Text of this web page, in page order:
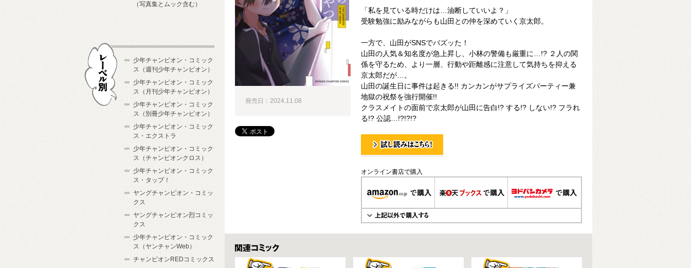
「私を見ている時だけは…油断していいよ？」
受験勉強に励みながらも山田との仲を深めていく京太郎。
一方で、山田がSNSでバズッた！
山田の人気＆知名度が急上昇し、小林の警備も厳重に…!? ２人の関
係を守るため、より一層、行動や距離感に注意して気持ちを抑える
京太郎だが…。
山田の誕生日に事件は起きる!! カンカンがサプライズパーティー兼
地獄の祝祭を強行開催!!
クラスメイトの面前で京太郎が山田に告白!? する!? しない!? フラれ
る!? 公認…!?!?!?
オンライン書店で購入
発売日：2024.11.08
関連コミックス
（写真集とムック含む）
少年チャンピオン・コミック
ス（週刊少年チャンピオン）
少年チャンピオン・コミック
ス（月刊少年チャンピオン）
少年チャンピオン・コミック
ス（別冊少年チャンピオン）
少年チャンピオン・コミック
ス・エクストラ
少年チャンピオン・コミック
ス（チャンピオンクロス）
少年チャンピオン・コミック
ス・タップ！
ヤングチャンピオン・コミッ
クス
ヤングチャンピオン烈コミッ
クス
少年チャンピオン・コミック
ス（ヤンチャンWeb）
チャンピオンREDコミックス